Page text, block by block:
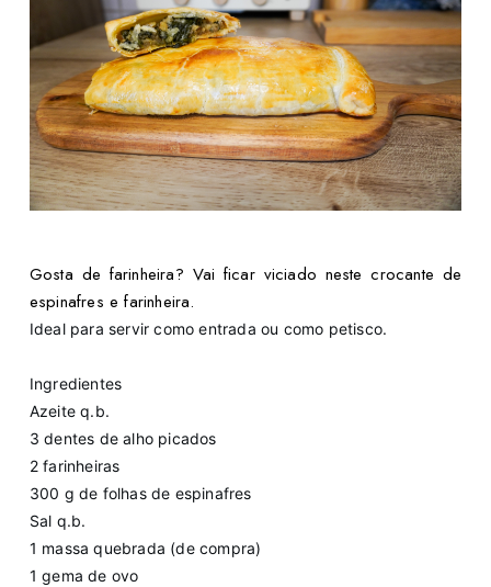
Gosta de farinheira? Vai ficar viciado neste crocante de
espinafres e farinheira.
Ideal para servir como entrada ou como petisco.
Ingredientes
Azeite q.b.
3 dentes de alho picados
2 farinheiras
300 g de folhas de espinafres
Sal q.b.
1 massa quebrada (de compra)
1 gema de ovo